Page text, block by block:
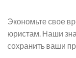
Экономьте свое
юристам. Наши
сохранить ваши